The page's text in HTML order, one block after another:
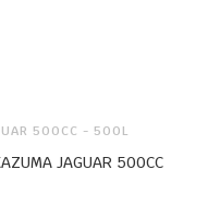
500CC - 500L
JAGUAR 500CC